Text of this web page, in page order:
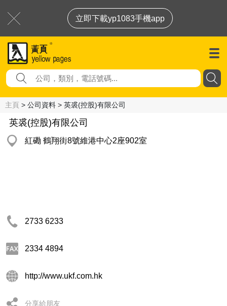
立即下載yp1083手機app
主頁 > 公司資料 > 英裘(控股)有限公司
英裘(控股)有限公司
紅磡 鶴翔街8號維港中心2座902室
2733 6233
2334 4894
http://www.ukf.com.hk
分享給朋友